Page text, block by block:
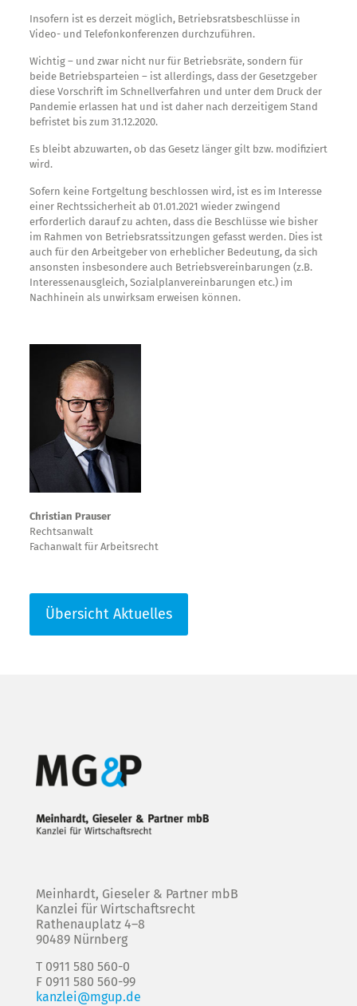
Insofern ist es derzeit möglich, Betriebsratsbeschlüsse in
Video- und Telefonkonferenzen durchzuführen.
Wichtig – und zwar nicht nur für Betriebsräte, sondern für
beide Betriebsparteien – ist allerdings, dass der Gesetzgeber
diese Vorschrift im Schnellverfahren und unter dem Druck der
Pandemie erlassen hat und ist daher nach derzeitigem Stand
befristet bis zum 31.12.2020.
Es bleibt abzuwarten, ob das Gesetz länger gilt bzw. modifiziert
wird.
Sofern keine Fortgeltung beschlossen wird, ist es im Interesse
einer Rechtssicherheit ab 01.01.2021 wieder zwingend
erforderlich darauf zu achten, dass die Beschlüsse wie bisher
im Rahmen von Betriebsratssitzungen gefasst werden. Dies ist
auch für den Arbeitgeber von erheblicher Bedeutung, da sich
ansonsten insbesondere auch Betriebsvereinbarungen (z.B.
Interessenausgleich, Sozialplanvereinbarungen etc.) im
Nachhinein als unwirksam erweisen können.
Christian Prauser
Rechtsanwalt
Fachanwalt für Arbeitsrecht
Übersicht Aktuelles
Meinhardt, Gieseler & Partner mbB
Kanzlei für Wirtschaftsrecht
Rathenauplatz 4–8
90489 Nürnberg
T 0911 580 560-0
F 0911 580 560-99
kanzlei@mgup.de